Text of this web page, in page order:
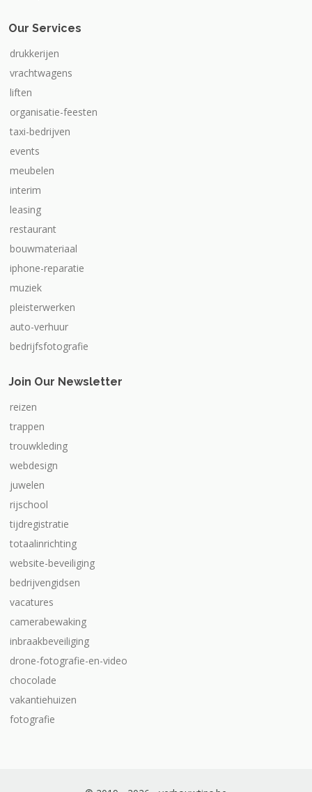
Our Services
drukkerijen
vrachtwagens
liften
organisatie-feesten
taxi-bedrijven
events
meubelen
interim
leasing
restaurant
bouwmateriaal
iphone-reparatie
muziek
pleisterwerken
auto-verhuur
bedrijfsfotografie
Join Our Newsletter
reizen
trappen
trouwkleding
webdesign
juwelen
rijschool
tijdregistratie
totaalinrichting
website-beveiliging
bedrijvengidsen
vacatures
camerabewaking
inbraakbeveiliging
drone-fotografie-en-video
chocolade
vakantiehuizen
fotografie